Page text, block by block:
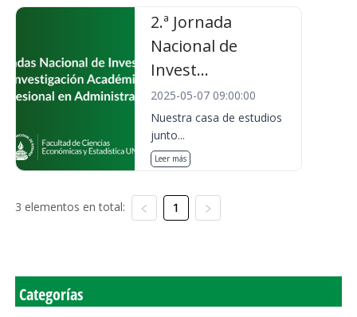
2.ª Jornada
Nacional de
Invest...
2025-05-07 09:00:00
Nuestra casa de estudios
junto...
Leer más
3 elementos en total: 1
Categorías